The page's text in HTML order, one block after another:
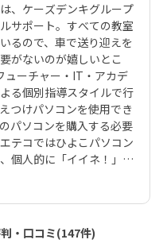
、ケーズデンキグループ
サポート。すべての教室
るので、車で送り迎えを
がないのが嬉しいとこ
ューチャー・IT・アカデ
る個別指導スタイルで行
つけパソコンを使用でき
パソコンを購入する必要
テコではひよこパソコン
個人的に「イイネ！」と
ろ。なんと「ひよこFI
ちろん、オフィスソフ
ング検定など、将来に生
れらの資格は中学・高校
るらしく、保護者から大
・口コミ(147件)